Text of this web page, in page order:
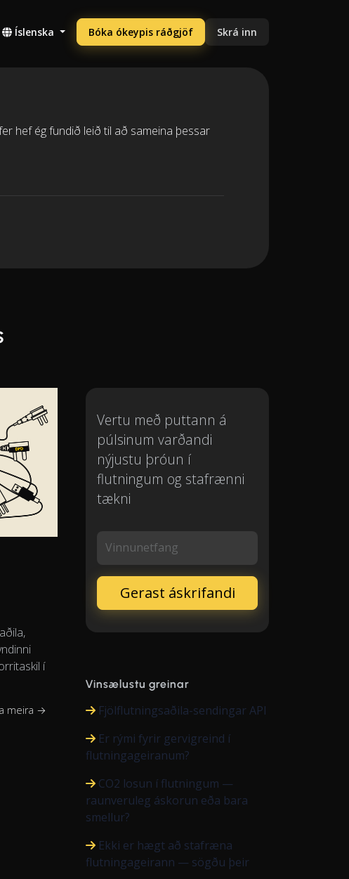
Íslenska Bóka ókeypis ráðgjöf Skrá inn
hef ég fundið leið til að sameina þessar
í
meira →
Vertu með puttann á
púlsinum varðandi
nýjustu þróun í
flutningum og stafrænni
tækni
Vinnunetfang
Vinsælustu greinar
Fjölflutningsaðila-sendingar API
Er rými fyrir gervigreind í
flutningageiranum?
CO2 losun í flutningum —
raunveruleg áskorun eða bara
smellur?
Ekki er hægt að stafræna
flutningageirann — sögðu þeir